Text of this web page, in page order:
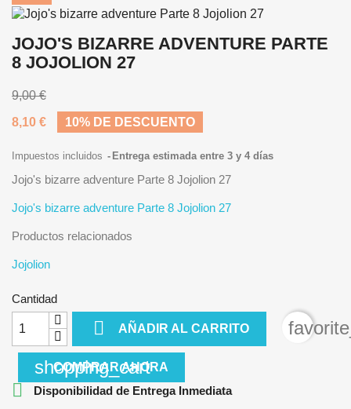
JOJO'S BIZARRE ADVENTURE PARTE
8 JOJOLION 27
9,00 €
8,10 €
10% DE DESCUENTO
Impuestos incluidos Entrega estimada entre 3 y 4 días
Jojo's bizarre adventure Parte 8 Jojolion 27
Jojo's bizarre adventure Parte 8 Jojolion 27
Productos relacionados
Jojolion
Cantidad
 AÑADIR AL CARRITO
shopping_cart
COMPRAR AHORA
 Disponibilidad de Entrega Inmediata